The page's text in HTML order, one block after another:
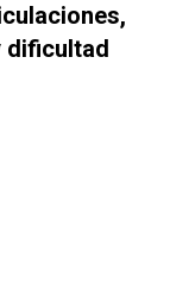
dificultad